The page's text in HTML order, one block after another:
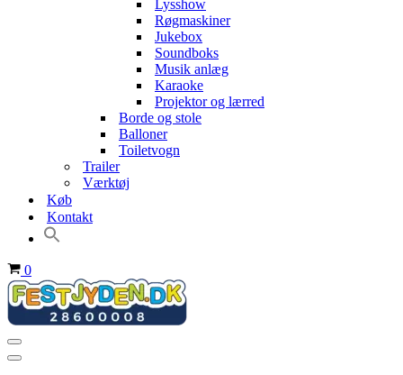
Lysshow
Røgmaskiner
Jukebox
Soundboks
Musik anlæg
Karaoke
Projektor og lærred
Borde og stole
Balloner
Toiletvogn
Trailer
Værktøj
Køb
Kontakt
Indkøbskurv
0
Navigation
menu
Navigation